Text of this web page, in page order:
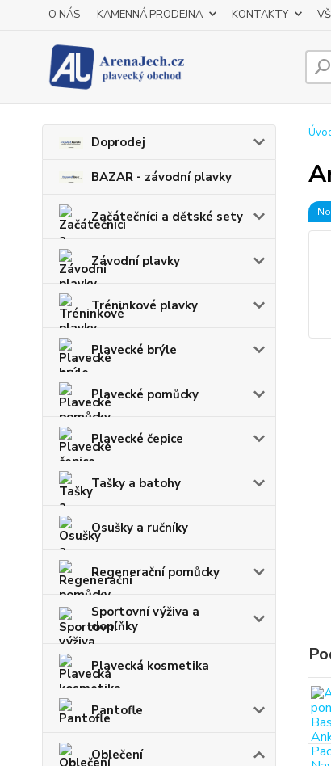
O NÁS KAMENNÁ PRODEJNA KONTAKTY
Doprodej
BAZAR - závodní plavky
Začátečníci a dětské sety
Závodní plavky
Tréninkové plavky
Plavecké brýle
Plavecké pomůcky
Plavecké čepice
Tašky a batohy
Osušky a ručníky
Regenerační pomůcky
Sportovní výživa a
doplňky
Plavecká kosmetika
Pantofle
Oblečení